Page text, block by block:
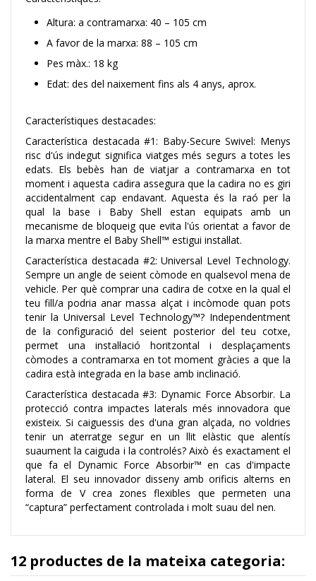
Altura: a contramarxa: 40 – 105 cm
A favor de la marxa: 88 – 105 cm
Pes màx.: 18 kg
Edat: des del naixement fins als 4 anys, aprox.
Característiques destacades:
Característica destacada #1: Baby-Secure Swivel: Menys
risc d'ús indegut significa viatges més segurs a totes les
edats. Els bebès han de viatjar a contramarxa en tot
moment i aquesta cadira assegura que la cadira no es giri
accidentalment cap endavant. Aquesta és la raó per la
qual la base i Baby Shell estan equipats amb un
mecanisme de bloqueig que evita l'ús orientat a favor de
la marxa mentre el Baby Shell™ estigui instal·lat.
Característica destacada #2: Universal Level Technology.
Sempre un angle de seient còmode en qualsevol mena de
vehicle. Per què comprar una cadira de cotxe en la qual el
teu fill/a podria anar massa alçat i incòmode quan pots
tenir la Universal Level Technology™? Independentment
de la configuració del seient posterior del teu cotxe,
permet una instal·lació horitzontal i desplaçaments
còmodes a contramarxa en tot moment gràcies a que la
cadira està integrada en la base amb inclinació.
Característica destacada #3: Dynamic Force Absorbir. La
protecció contra impactes laterals més innovadora que
existeix. Si caiguessis des d'una gran alçada, no voldries
tenir un aterratge segur en un llit elàstic que alentís
suaument la caiguda i la controlés? Això és exactament el
que fa el Dynamic Force Absorbir™ en cas d'impacte
lateral. El seu innovador disseny amb orificis alterns en
forma de V crea zones flexibles que permeten una
“captura” perfectament controlada i molt suau del nen.
12 productes de la mateixa categoria: